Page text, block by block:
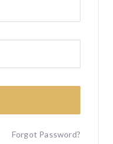
Forgot Password?